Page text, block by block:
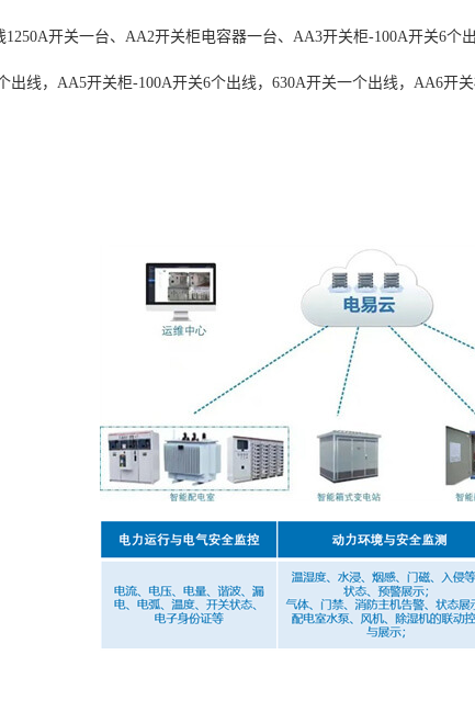
开关一台、AA2开关柜电容器一台、AA3开关柜-100A开关6个
出线，AA5开关柜-100A开关6个出线，630A开关一个出线，AA6开